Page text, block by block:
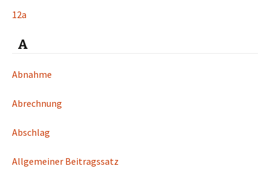
12a
A
Abnahme
Abrechnung
Abschlag
Allgemeiner Beitragssatz